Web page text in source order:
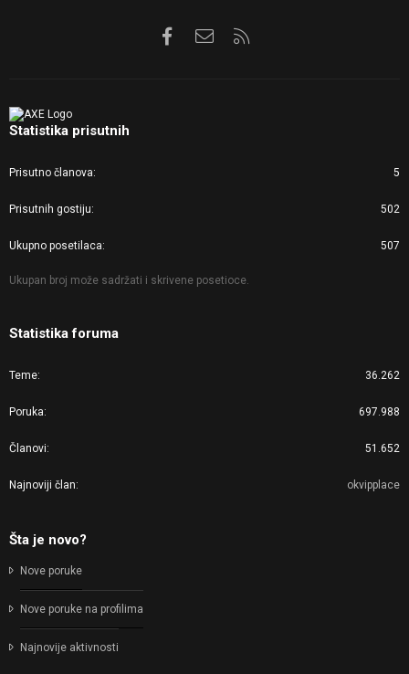
FacebookKontaktirajte nas
Statistika prisutnih
Prisutno članova 5
Prisutnih gostiju 502
Ukupno posetilaca 507
Ukupan broj može sadržati i skrivene posetioce.
Statistika foruma
Teme 36.262
Poruka 697.988
Članovi 51.652
Najnoviji član okvipplace
Šta je novo?
Nove poruke
Nove poruke na profilima
Najnovije aktivnosti